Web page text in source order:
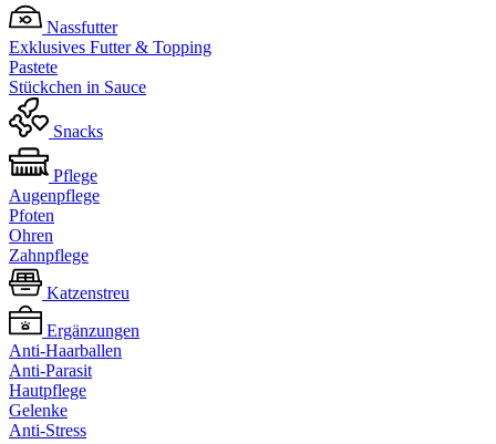
Nassfutter
Exklusives Futter & Topping
Pastete
Stückchen in Sauce
Snacks
Pflege
Augenpflege
Pfoten
Ohren
Zahnpflege
Katzenstreu
Ergänzungen
Anti-Haarballen
Anti-Parasit
Hautpflege
Gelenke
Anti-Stress